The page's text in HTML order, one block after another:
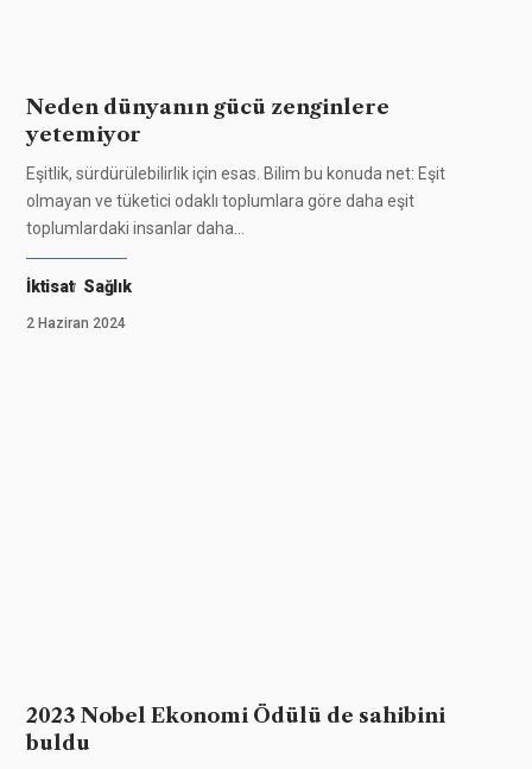
Neden dünyanın gücü zenginlere
yetemiyor
Eşitlik, sürdürülebilirlik için esas. Bilim bu konuda net: Eşit
olmayan ve tüketici odaklı toplumlara göre daha eşit
toplumlardaki insanlar daha…
İktisat Sağlık
2 Haziran 2024
2023 Nobel Ekonomi Ödülü de sahibini
buldu